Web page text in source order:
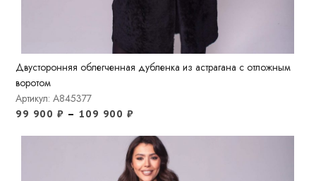
Двусторонняя облегченная дубленка из астрагана с отложным
воротом
Артикул: A845377
99 900 ₽ – 109 900 ₽